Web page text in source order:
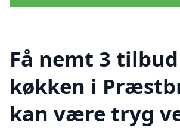
Få nemt 3
køkken i
kan være tryg